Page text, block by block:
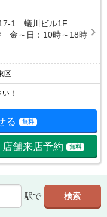
1 蟻川ビル1F
金～日：10時～18時
区
！
る 無料
店舗来店予約 無料
駅で